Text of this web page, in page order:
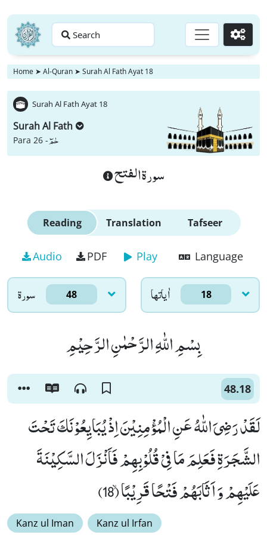
Search Go
Home ➤ Al-Quran ➤ Surah Al Fath Ayat 18
Surah Al Fath Ayat 18
Surah Al Fath
Para 26 -حٰمٓ
سورة الفتح
Reading Translation Tafseer
Audio PDF Play Language
سورۃ 48 اٰياتها 18
بِسْمِ اللّٰهِ الرَّحْمٰنِ الرَّحِیْمِ
48.18
لَقَدْ رَضِیَ اللّٰهُ عَنِ الْمُؤْمِنِیْنَ اِذْ یُبَایِعُوْنَكَ تَحْتَ
الشَّجَرَةِ فَعَلِمَ مَا فِیْ قُلُوْبِهِمْ فَاَنْزَلَ السَّكِیْنَةَ
عَلَیْهِمْ وَ اَثَابَهُمْ فَتْحًا قَرِیْبًاۙ (18)
Kanz ul Iman Kanz ul Irfan